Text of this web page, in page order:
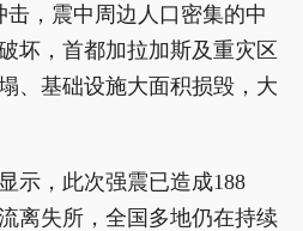
击，震中周边人口密集的中
坏，首都加拉加斯及重灾区
、基础设施大面积损毁，大
示，此次强震已造成188
离失所，全国多地仍在持续